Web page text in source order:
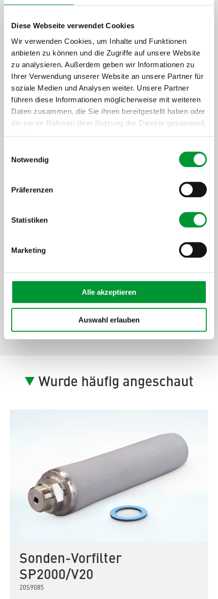
Diese Webseite verwendet Cookies
Wir verwenden Cookies, um Inhalte und Funktionen
anbieten zu können und die Zugriffe auf unsere Website
zu analysieren. Außerdem geben wir Informationen zu
Ihrer Verwendung unserer Website an unsere Partner für
soziale Medien und Analysen weiter. Unsere Partner
führen diese Informationen möglicherweise mit weiteren
Daten zusammen, die Sie ihnen bereitgestellt haben oder
die sie im Rahmen Ihrer Nutzung der Dienste gesammelt
Datenschutzerklärung
Notwendig
Präferenzen
Statistiken
Marketing
Alle akzeptieren
Auswahl erlauben
Next]
[ProductArea ProductConfigurator
[ProductArea
ProductConfigurator
Step] 2:
[ProductArea ProductConfigurator
[ProductArea
ProductConfigurator
[ProductArea ProductConfigurator
Headline StepThree]
[ProductArea
ProductConfigurator
[ProductArea ProductConfigurator
Headline StepFour]
Wurde häufig angeschaut
Sonden-Vorfilter
SP2000/V20
20S9085